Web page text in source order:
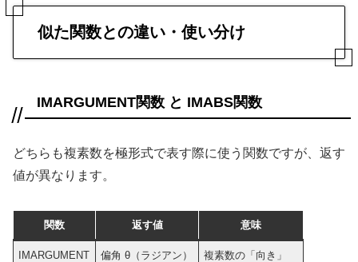
似た関数との違い・使い分け
IMARGUMENT関数 と IMABS関数
どちらも複素数を極形式で表す際に使う関数ですが、返す
値が異なります。
関数 返す値 意味
IMARGUMENT 偏角 θ（ラジアン） 複素数の「向き」